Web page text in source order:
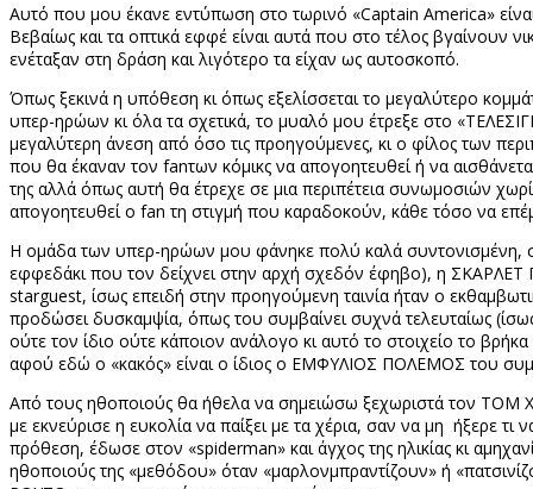
Αυτό που μου έκανε εντύπωση στο τωρινό «Captain America»
Βεβαίως και τα οπτικά εφφέ είναι αυτά που στο τέλος βγαίνουν
ενέταξαν στη δράση και λιγότερο τα είχαν ως αυτοσκοπό.
Όπως ξεκινά η υπόθεση κι όπως εξελίσσεται το μεγαλύτερο
υπερ-ηρώων κι όλα τα σχετικά, το μυαλό μου έτρεξε στο
μεγαλύτερη άνεση από όσο τις προηγούμενες, κι ο φίλος των
που θα έκαναν τον fanτων κόμικς να απογοητευθεί ή να
της αλλά όπως αυτή θα έτρεχε σε μια περιπέτεια συνωμοσιών
απογοητευθεί ο fan τη στιγμή που καραδοκούν, κάθε τόσο να
Η ομάδα των υπερ-ηρώων μου φάνηκε πολύ καλά συντονισμένη,
εφφεδάκι που τον δείχνει στην αρχή σχεδόν έφηβο), η
starguest, ίσως επειδή στην προηγούμενη ταινία ήταν ο
προδώσει δυσκαμψία, όπως του συμβαίνει συχνά τελευταίως
ούτε τον ίδιο ούτε κάποιον ανάλογο κι αυτό το στοιχείο το
αφού εδώ ο «κακός» είναι ο ίδιος ο ΕΜΦΥΛΙΟΣ ΠΟΛΕΜΟΣ του
Από τους ηθοποιούς θα ήθελα να σημειώσω ξεχωριστά τον
με εκνεύρισε η ευκολία να παίξει με τα χέρια, σαν να μη ήξερε
πρόθεση, έδωσε στον «spiderman» και άγχος της ηλικίας κι
ηθοποιούς της «μεθόδου» όταν «μαρλονμπραντίζουν» ή